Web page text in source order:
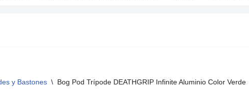
y Bastones \ Bog Pod Trípode DEATHGRIP Infinite Aluminio Color Verde